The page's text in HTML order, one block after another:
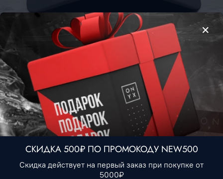
Бейсболка Nike #1 • Черный
1 490 ₽
Нет в наличии
В избранное
Описание
СКИДКА 500₽ ПО ПРОМОКОДУ NEW500
Скидка действует на первый заказ при покупке от
5000₽